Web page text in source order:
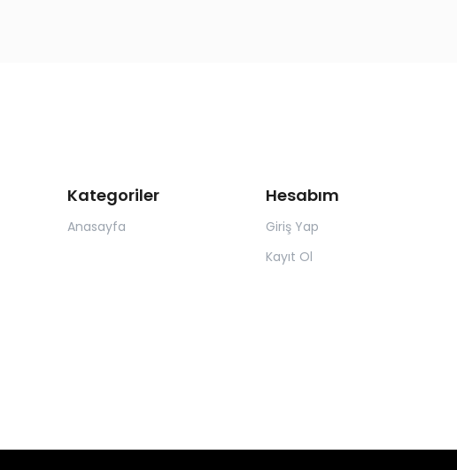
Kategoriler
Anasayfa
Hesabım
Giriş Yap
Kayıt Ol